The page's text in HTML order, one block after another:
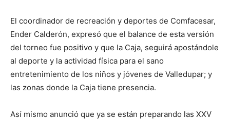
El coordinador de recreación y deportes de Comfacesar,
Ender Calderón, expresó que el balance de esta versión
del torneo fue positivo y que la Caja, seguirá apostándole
al deporte y la actividad física para el sano
entretenimiento de los niños y jóvenes de Valledupar; y
las zonas donde la Caja tiene presencia.
Así mismo anunció que ya se están preparando las XXV